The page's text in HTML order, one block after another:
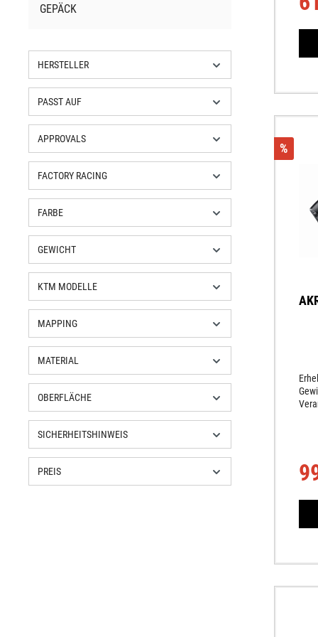
GEPÄCK
HERSTELLER
PASST AUF
APPROVALS
FACTORY RACING
FARBE
GEWICHT
KTM MODELLE
MAPPING
MATERIAL
OBERFLÄCHE
SICHERHEITSHINWEIS
PREIS
%